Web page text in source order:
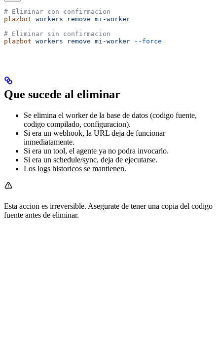
# Eliminar con confirmacion
plazbot workers remove mi-worker
# Eliminar sin confirmacion
plazbot workers remove mi-worker --force
Que sucede al eliminar
Se elimina el worker de la base de datos (codigo fuente,
codigo compilado, configuracion).
Si era un webhook, la URL deja de funcionar
inmediatamente.
Si era un tool, el agente ya no podra invocarlo.
Si era un schedule/sync, deja de ejecutarse.
Los logs historicos se mantienen.
Esta accion es irreversible. Asegurate de tener una copia del codigo
fuente antes de eliminar.